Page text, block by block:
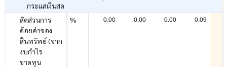
กระแสเงินสด
สัดส่วนการ
ด้อยค่าของ
สินทรัพย์ (จาก
งบกำไร
ขาดทุน
% 0.00 0.00 0.00 0.09